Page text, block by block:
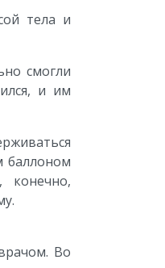
тела и
смогли
и им
баллоном
конечно,
Во